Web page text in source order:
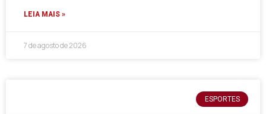
LEIA MAIS »
7 de agosto de 2026
ESPORTES